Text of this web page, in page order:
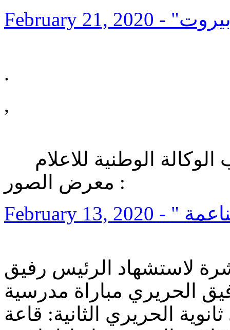
February 21, 2020
.
,
معرض الصور :
February 13, 2020
لاستشهاد الرئيس رفيق
الحريري مباراة مدرسية
الحريري الثانية: قاعة